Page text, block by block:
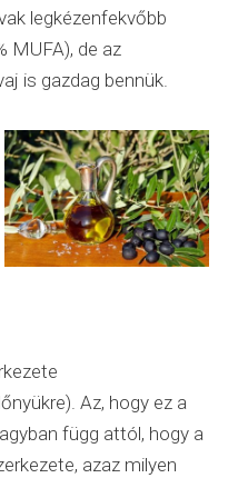
legkézenfekvőbb
MUFA), de az
is gazdag bennük.
Az, hogy ez a
függ attól, hogy a
azaz milyen